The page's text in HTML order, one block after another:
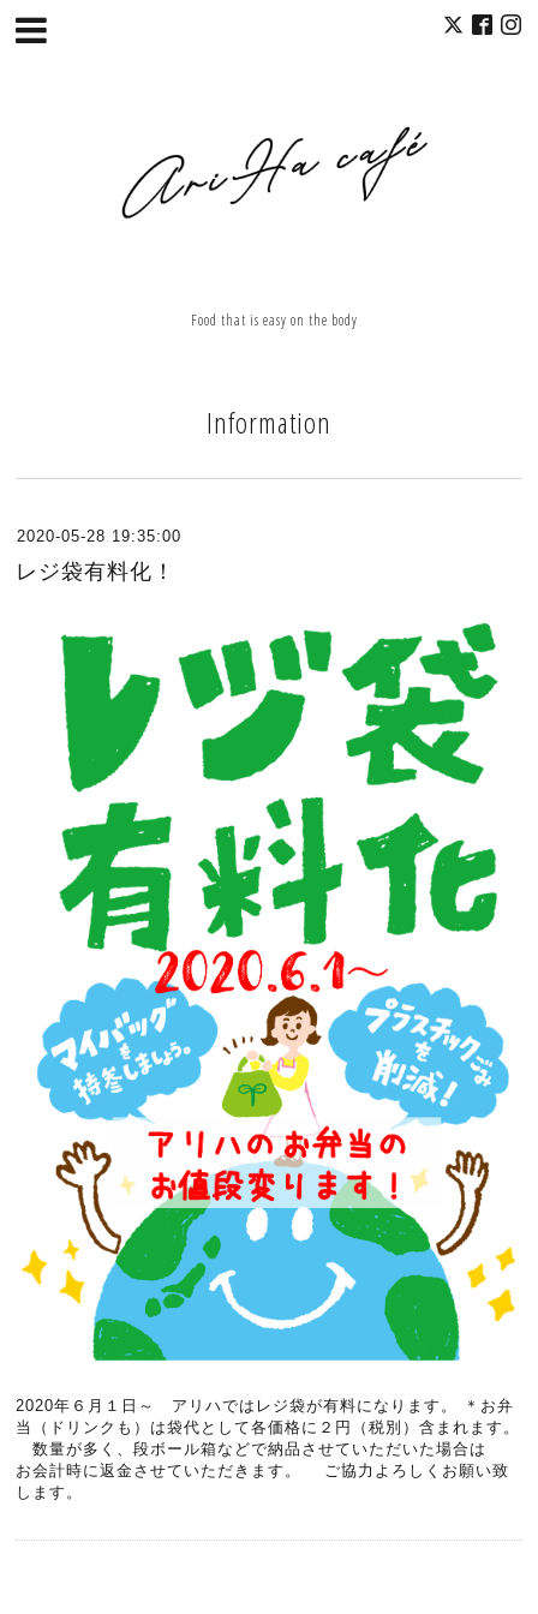
Food that is easy on the body
Information
2020-05-28 19:35:00
レジ袋有料化！
2020年６月１日～ アリハではレジ袋が有料になります。 ＊お弁
当（ドリンクも）は袋代として各価格に２円（税別）含まれます。
数量が多く、段ボール箱などで納品させていただいた場合は
お会計時に返金させていただきます。 ご協力よろしくお願い致
します。